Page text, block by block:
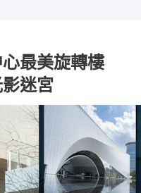
最美旋轉樓
迷宮